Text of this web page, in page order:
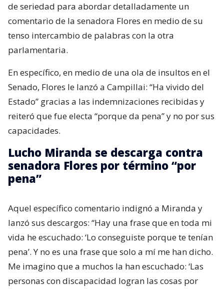
de seriedad para abordar detalladamente un
comentario de la senadora Flores en medio de su
tenso intercambio de palabras con la otra
parlamentaria.
En específico, en medio de una ola de insultos en el
Senado, Flores le lanzó a Campillai: “Ha vivido del
Estado” gracias a las indemnizaciones recibidas y
reiteró que fue electa “porque da pena” y no por sus
capacidades.
Lucho Miranda se descarga contra
senadora Flores por término “por
pena”
Aquel específico comentario indignó a Miranda y
lanzó sus descargos: “Hay una frase que en toda mi
vida he escuchado: ‘Lo conseguiste porque te tenían
pena’. Y no es una frase que solo a mí me han dicho.
Me imagino que a muchos la han escuchado: ‘Las
personas con discapacidad logran las cosas por